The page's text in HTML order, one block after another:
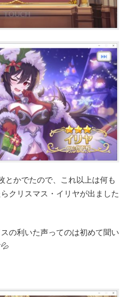
とかでたので、これ以上は何も
クリスマス・イリヤが出ました
の利いた声ってのは初めて聞い